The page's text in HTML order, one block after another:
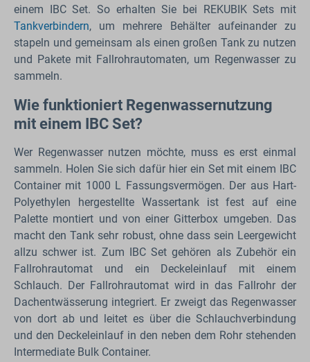
einem IBC Set. So erhalten Sie bei REKUBIK Sets mit
Tankverbindern, um mehrere Behälter aufeinander zu
stapeln und gemeinsam als einen großen Tank zu nutzen
und Pakete mit Fallrohrautomaten, um Regenwasser zu
sammeln.
Wie funktioniert Regenwassernutzung
mit einem IBC Set?
Wer Regenwasser nutzen möchte, muss es erst einmal
sammeln. Holen Sie sich dafür hier ein Set mit einem IBC
Container mit 1000 L Fassungsvermögen. Der aus Hart-
Polyethylen hergestellte Wassertank ist fest auf eine
Palette montiert und von einer Gitterbox umgeben. Das
macht den Tank sehr robust, ohne dass sein Leergewicht
allzu schwer ist. Zum IBC Set gehören als Zubehör ein
Fallrohrautomat und ein Deckeleinlauf mit einem
Schlauch. Der Fallrohrautomat wird in das Fallrohr der
Dachentwässerung integriert. Er zweigt das Regenwasser
von dort ab und leitet es über die Schlauchverbindung
und den Deckeleinlauf in den neben dem Rohr stehenden
Intermediate Bulk Container.